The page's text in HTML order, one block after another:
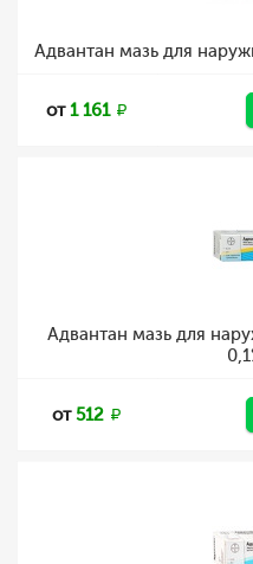
Адвантан мазь для
от1 161
Адвантан мазь для
от512